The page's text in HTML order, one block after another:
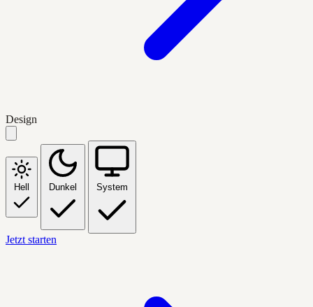
Design
Hell Dunkel System
Jetzt starten